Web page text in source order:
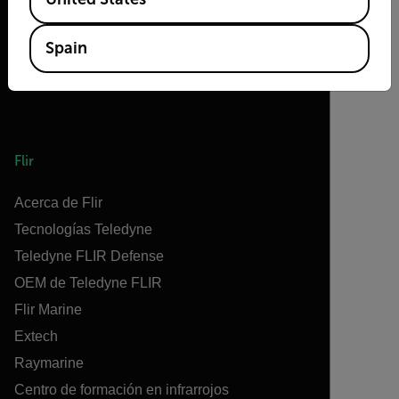
Flir
Acerca de Flir
Tecnologías Teledyne
Teledyne FLIR Defense
OEM de Teledyne FLIR
Flir Marine
Extech
Raymarine
Centro de formación en infrarrojos
Spain